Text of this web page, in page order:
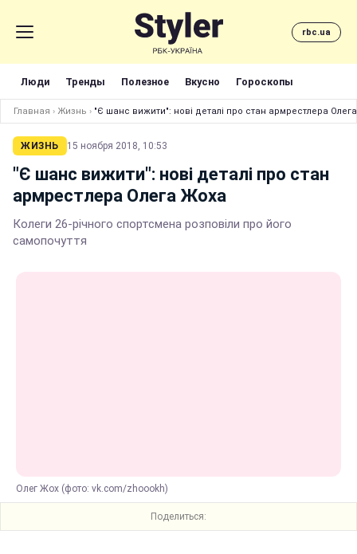
rbc.ua
Люди Тренды Полезное Вкусно Гороскопы
Главная › Жизнь › "Є шанс вижити": нові деталі про стан армрестлера
ЖИЗНЬ 15 ноября 2018, 10:53
"Є шанс вижити": нові деталі про стан
армрестлера Олега Жоха
Колеги 26-річного спортсмена розповіли про його
самопочуття
Олег Жох (фото: vk.com/zhoookh)
Поделиться: